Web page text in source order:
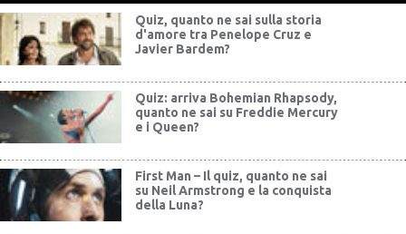
Quiz, quanto ne sai sulla storia
d'amore tra Penelope Cruz e
Javier Bardem?
Quiz: arriva Bohemian Rhapsody,
quanto ne sai su Freddie Mercury
e i Queen?
First Man – Il quiz, quanto ne sai
su Neil Armstrong e la conquista
della Luna?